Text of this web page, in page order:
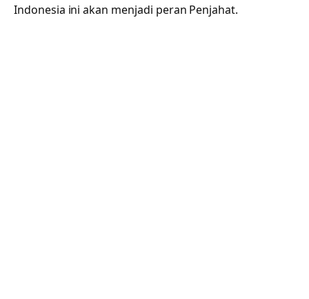
Indonesia ini akan menjadi peran Penjahat.